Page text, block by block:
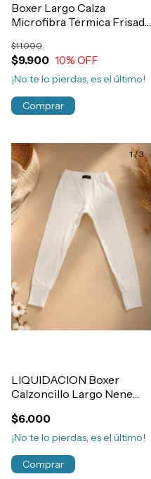
Boxer Largo Calza
Microfibra Termica Frisada
$9.900
$11.000
10% OFF
¡No te lo pierdas, es el último!
Comprar
1/3
LIQUIDACION Boxer
Calzoncillo Largo Nene
Art.2363
$6.000
¡No te lo pierdas, es el último!
Comprar